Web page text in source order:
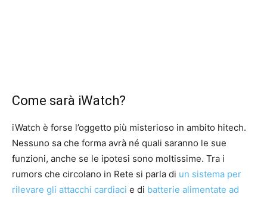
Come sarà iWatch?
iWatch è forse l’oggetto più misterioso in ambito hitech.
Nessuno sa che forma avrà né quali saranno le sue
funzioni, anche se le ipotesi sono moltissime. Tra i
rumors che circolano in Rete si parla di un sistema per
rilevare gli attacchi cardiaci e di batterie alimentate ad